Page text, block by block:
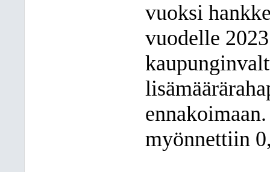
vuoksi
vuodelle
myönnettiin